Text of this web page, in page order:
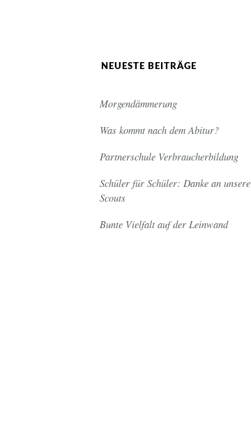
NEUESTE BEITRÄGE
Morgendämmerung
Was kommt nach dem Abitur?
Partnerschule Verbraucherbildung
Schüler für Schüler: Danke an unsere
Scouts
Bunte Vielfalt auf der Leinwand